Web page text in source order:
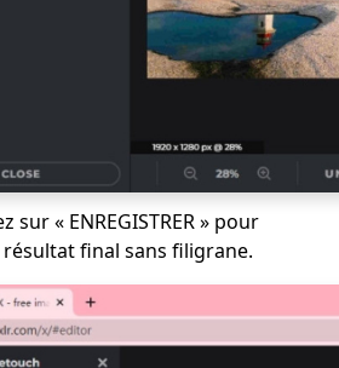
sur « ENREGISTRER » pour
final sans filigrane.